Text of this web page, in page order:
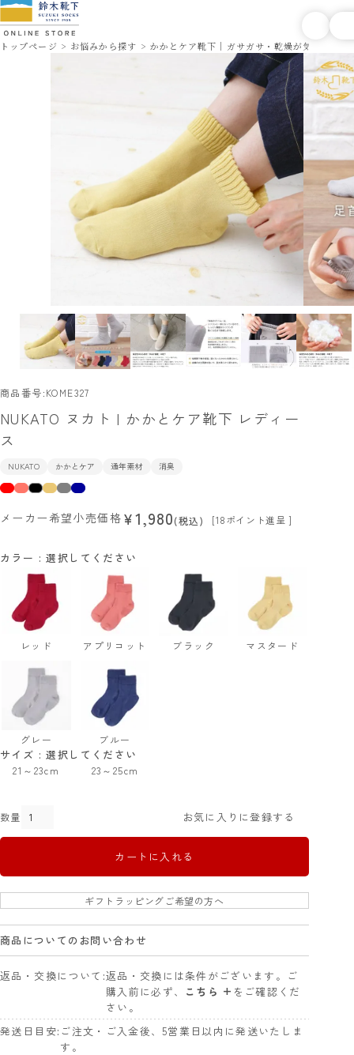
トップページ お悩みから探す かかとケア靴下｜ガサガサ・乾燥が気になる方
商品番号 KOME327
NUKATO ヌカト | かかとケア靴下 レディー
ス
NUKATO かかとケア 通年素材 消臭
メーカー希望小売価格 ¥1,980 税込 [18ポイント進呈 ]
サイズ 選択してください
21～23cm 23～25cm
カラー 選択してください
レッド アプリコット ブラック マスタード
グレー ブルー
お気に入りに登録する
カートに入れる
ギフトラッピングご希望の方へ
商品についてのお問い合わせ
返品・交換について 返品・交換には条件がございます。ご
購入前に必ず、 こちら + をご確認くだ
さい。
発送日目安 ご注文・ご入金後、5営業日以内に発送いたしま
す。